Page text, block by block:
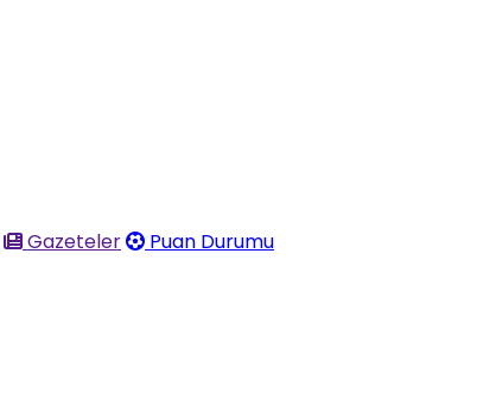
Gazeteler
Puan Durumu